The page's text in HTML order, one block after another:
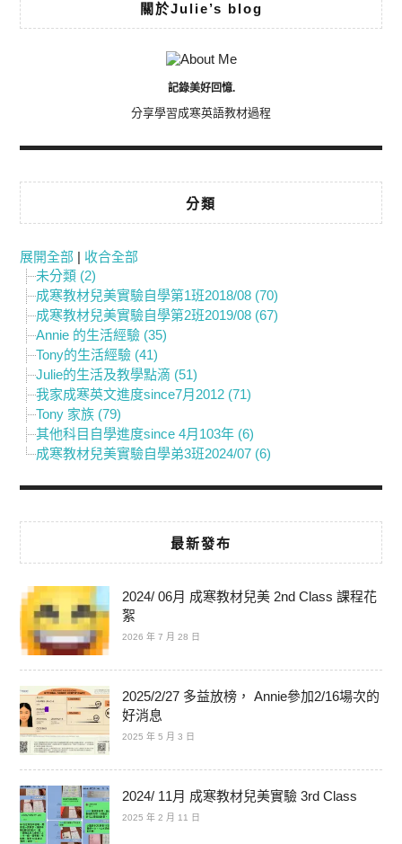
關於Julie’s blog
記錄美好回憶.
分享學習成寒英語教材過程
分類
展開全部 | 收合全部
未分類 (2)
成寒教材兒美實驗自學第1班2018/08 (70)
成寒教材兒美實驗自學第2班2019/08 (67)
Annie 的生活經驗 (35)
Tony的生活經驗 (41)
Julie的生活及教學點滴 (51)
我家成寒英文進度since7月2012 (71)
Tony 家族 (79)
其他科目自學進度since 4月103年 (6)
成寒教材兒美實驗自學弟3班2024/07 (6)
最新發布
2024/ 06月 成寒教材兒美 2nd Class 課程花
絮
2026 年 7 月 28 日
2025/2/27 多益放榜， Annie參加2/16場次的
好消息
2025 年 5 月 3 日
2024/ 11月 成寒教材兒美實驗 3rd Class
2025 年 2 月 11 日